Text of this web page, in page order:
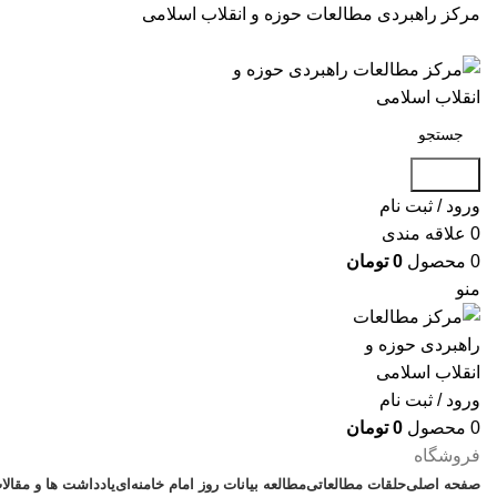
مرکز راهبردی مطالعات حوزه و انقلاب اسلامی
ورود / ثبت نام
0 علاقه مندی
0 محصول 0 تومان
منو
ورود / ثبت نام
0 محصول 0 تومان
فروشگاه
صفحه اصلیحلقات مطالعاتیمطالعه بیانات روز امام خامنه‌اییادداشت ها و